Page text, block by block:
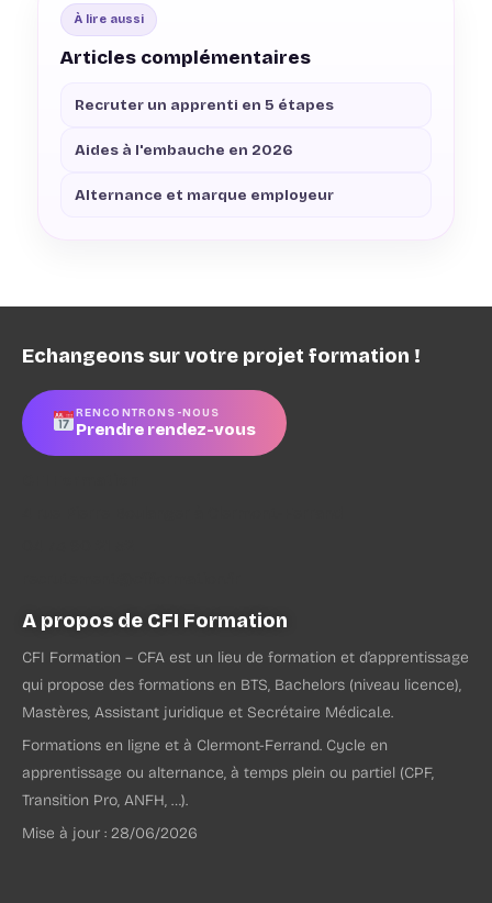
À lire aussi
Articles complémentaires
Recruter un apprenti en 5 étapes
Aides à l'embauche en 2026
Alternance et marque employeur
Echangeons sur votre projet formation !
RENCONTRONS-NOUS
Prendre rendez-vous
A propos de CFI Formation
CFI Formation – CFA est un lieu de formation et d’apprentissage
qui propose des formations en BTS, Bachelors (niveau licence),
Mastères, Assistant juridique et Secrétaire Médical.e.
Formations en ligne et à Clermont-Ferrand. Cycle en
apprentissage ou alternance, à temps plein ou partiel (CPF,
Transition Pro, ANFH, …).
Mise à jour : 28/06/2026